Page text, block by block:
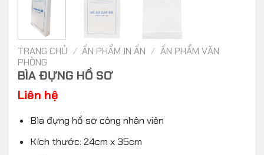
TRANG CHỦ / ẤN PHẨM IN ẤN / ẤN PHẨM VĂN
PHÒNG
BÌA ĐỰNG HỒ SƠ
Liên hệ
Bìa đựng hồ sơ công nhân viên
Kích thước: 24cm x 35cm